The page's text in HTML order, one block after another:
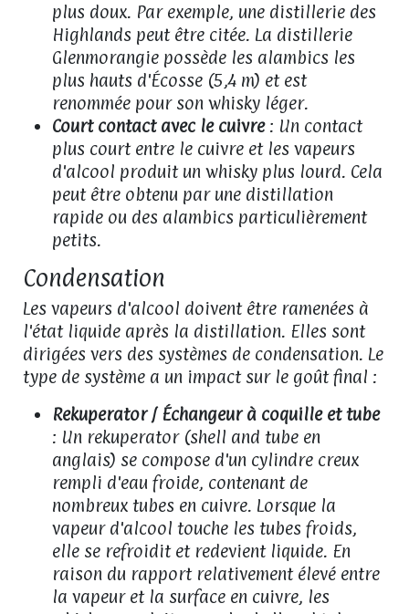
plus doux. Par exemple, une distillerie des
Highlands peut être citée. La distillerie
Glenmorangie possède les alambics les
plus hauts d'Écosse (5,4 m) et est
renommée pour son whisky léger.
Court contact avec le cuivre: Un contact
plus court entre le cuivre et les vapeurs
d'alcool produit un whisky plus lourd. Cela
peut être obtenu par une distillation
rapide ou des alambics particulièrement
petits.
Condensation
Les vapeurs d'alcool doivent être ramenées à
l'état liquide après la distillation. Elles sont
dirigées vers des systèmes de condensation. Le
type de système a un impact sur le goût final :
Rekuperator / Échangeur à coquille et tube
: Un rekuperator (shell and tube en
anglais) se compose d'un cylindre creux
rempli d'eau froide, contenant de
nombreux tubes en cuivre. Lorsque la
vapeur d'alcool touche les tubes froids,
elle se refroidit et redevient liquide. En
raison du rapport relativement élevé entre
la vapeur et la surface en cuivre, les